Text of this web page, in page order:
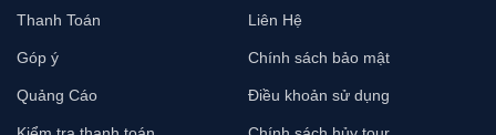
Thanh Toán Liên Hệ
Góp ý Chính sách bảo mật
Quảng Cáo Điều khoản sử dụng